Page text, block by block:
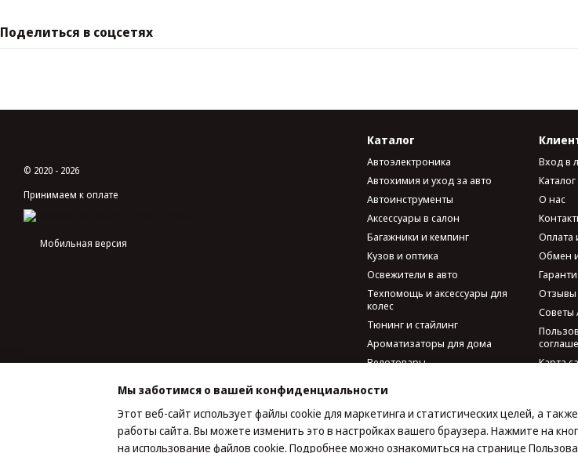
Поделиться в соцсетях
© 2020 - 2026
Принимаем к оплате
Мобильная версия
Интернет-магазин создан с Хорошоп
Каталог
Автоэлектроника
Автохимия и уход за авто
Автоинструменты
Аксессуары в салон
Багажники и кемпинг
Кузов и оптика
Освежители в авто
Техпомощь и аксессуары для
колес
Тюнинг и стайлинг
Ароматизаторы для дома
Велотовары
гаджеты
Наборы автомобилиста
Вход в
Каталог
О нас
Оплата
Обмен
Отзывы
Советы
Карта
Мы заботимся о вашей конфиденциальности
Этот веб-сайт использует файлы cookie для маркетинга и статистических целей, а
работы сайта. Вы можете изменить это в настройках вашего браузера. Нажмите на
на использование файлов cookie. Подробнее можно ознакомиться на странице